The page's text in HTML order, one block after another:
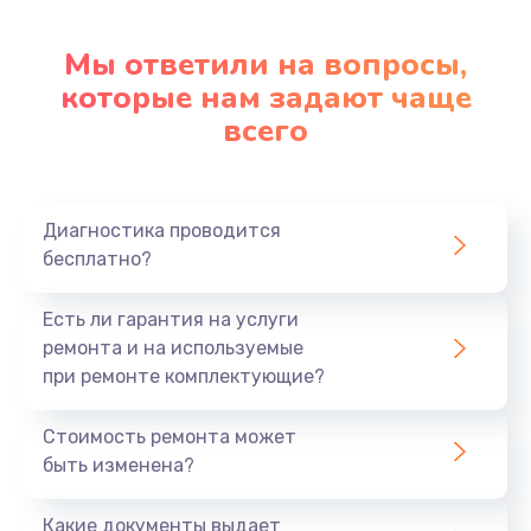
2500 руб.
Заказать
830 руб.
Ремонт подсветки
1200 руб.
Замена электронных компонентов
Мы ответили на вопросы,
которые нам задают чаще
всего
Диагностика проводится
бесплатно?
Есть ли гарантия на услуги
ремонта и на используемые
при ремонте комплектующие?
Стоимость ремонта может
быть изменена?
Какие документы выдает